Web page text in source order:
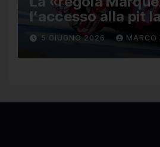
l’accesso alla pit
ufficialmente a far
regolamento della
5 GIUGNO 2026 MARCO